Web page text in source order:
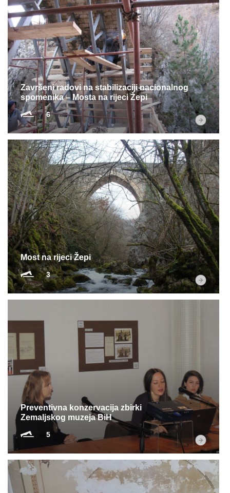
Završeni radovi na stabilizaciji nacionalnog
spomenika – Mosta na rijeci Žepi
6
Most na rijeci Žepi
3
Preventivna konzervacija zbirki
Zemaljskog muzeja BiH
5